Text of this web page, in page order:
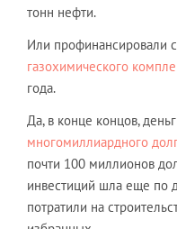
тонн нефти.
Или профинансировали
газохимического
года.
Да, в конце концов,
многомиллиардного
почти 100 миллионов
инвестиций шла еще по
потратили на